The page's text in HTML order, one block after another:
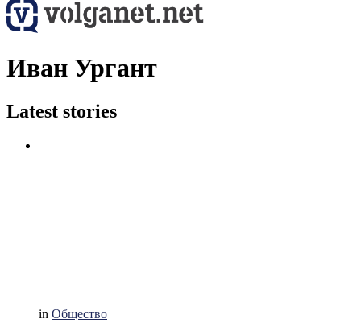
Иван Ургант
Latest stories
in Общество